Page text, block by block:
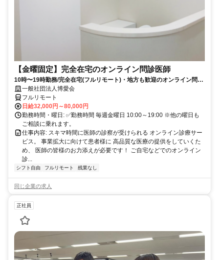
【金曜固定】完全在宅のオンライン問診医師
10時〜19時勤務/完全在宅(フルリモート)・地方も歓迎のオンライン問診
業務一般社団法人博愛会
フルリモート
日給32,000円～80,000円
勤務時間・曜日: ✅勤務時間 毎週金曜日 10:00～19:00 ※他の曜日も
ご相談に乗れます。
仕事内容: スキマ時間に医師の診察が受けられる オンライン診療サー
ビス。 事業拡大に向けて患者様に 高品質な医療の提供をしていくた
め、 医師の皆様のお力添えが必要です！ ご自宅などでのオンライン
診...
シフト自由 フルリモート 残業なし
同じ企業の求人
正社員